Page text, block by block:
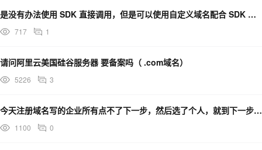
是没有办法使用 SDK 直接调用，但是可以使用自定义域名配合 SDK 签名算法认证和调用对吗？Sdk
717 1
请问阿里云美国硅谷服务器 要备案吗（ .com域名）
5226 3
今天注册域名写的企业所有点不了下一步，然后选了个人，就到下一步了，名称还是企业名称，现在认证通过不了
1100 0